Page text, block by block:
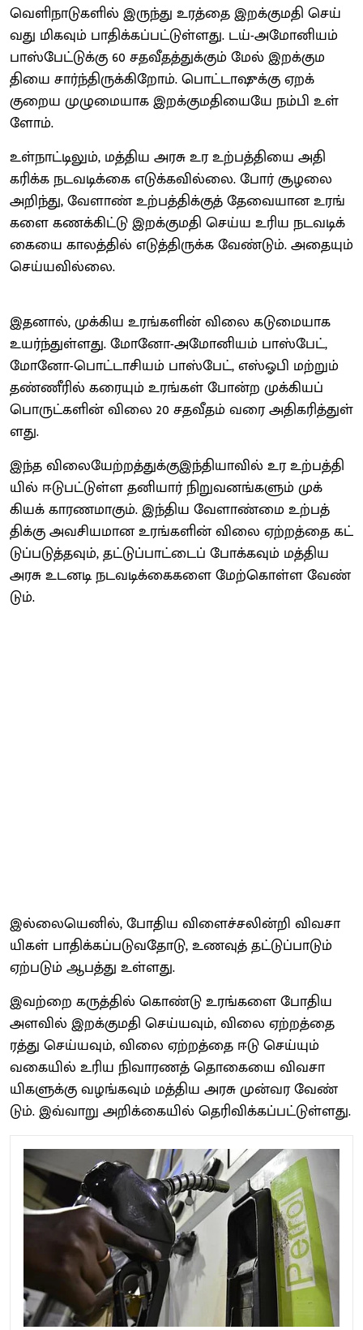
வெளி​நாடு​களில் இருந்து உரத்தை இறக்​குமதி செய்​
வது மிக​வும் பாதிக்​கப்​பட்​டுள்​ளது. டய்​-அமோனி​யம்
பாஸ்​பேட்டுக்கு 60 சதவீதத்​துக்​கும் மேல் இறக்​கும​
தியை சார்ந்​திருக்​கிறோம். பொட்​டாஷுக்கு ஏறக்​
குறைய முழு​மை​யாக இறக்​கும​தி​யையே நம்பி உள்​
ளோம்.
உள்​நாட்​டிலும், மத்​திய அரசு உர உற்​பத்​தியை அதி​
கரிக்க நடவடிக்கை எடுக்​க​வில்​லை. போர் சூழலை
அறிந்​து, வேளாண் உற்​பத்​திக்​குத் தேவை​யான உரங்​
களை கணக்​கிட்டு இறக்​குமதி செய்​ய உரிய நடவடிக்​
கையை காலத்​தில் எடுத்​திருக்க வேண்​டும். அதை​யும்
செய்​ய​வில்​லை.
இதனால், முக்​கிய உரங்​களின் விலை கடுமை​யாக
உயர்ந்​துள்​ளது. மோனோ-அமோனி​யம் பாஸ்​பேட்,
மோனோ-பொட்​டாசி​யம் பாஸ்​பேட், எஸ்​ஓபி மற்​றும்
தண்​ணீரில் கரை​யும் உரங்​கள் போன்ற முக்​கியப்
பொருட்​களின் விலை 20 சதவீதம் வரை அதி​கரித்​துள்​
ளது.
இந்த விலை​யேற்​றத்​துக்குஇந்​தி​யா​வில் உர உற்​பத்​தி​
யில் ஈடு​பட்​டுள்ள தனி​யார் நிறு​வனங்​களும் முக்​
கியக் காரண​மாகும். இந்​திய வேளாண்மை உற்​பத்​
திக்கு அவசி​ய​மான உரங்​களின் விலை ஏற்​றத்தை கட்​
டுப்​படுத்​த​வும், தட்​டுப்​பாட்​டைப் போக்​க​வும் மத்​திய
அரசு உடனடி நடவடிக்​கைகளை மேற்​கொள்ள வேண்​
டும்.
இல்​லை​யெனில், போதிய விளைச்​சலின்றி விவ​சா​
யிகள் பாதிக்​கப்​படு​வதோடு, உணவுத் தட்​டுப்​பாடும்
ஏற்​படும் ஆபத்து உள்​ளது.
இவற்றை கருத்​தில் கொண்டு உரங்​களை போதிய
அளவில் இறக்​குமதி செய்​ய​வும், விலை ஏற்​றத்தை
ரத்து செய்​ய​வும், விலை ஏற்​றத்தை ஈடு செய்​யும்
வகை​யில் உரிய நிவாரணத் தொகையை விவ​சா​
யிகளுக்கு வழங்​க​வும் மத்​திய அரசு முன்வர வேண்​
டும். இவ்​வாறு அறிக்​கை​யில்​ தெரிவிக்கப்பட்டுள்ளது.